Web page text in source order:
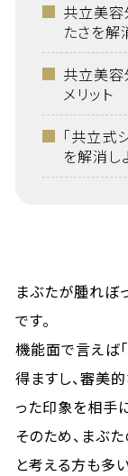
共立美容
たさを解
共立美容
メリット
「共立式
を解消し
まぶたが腫れぼ
です。
機能面で言えば
得ますし、審美的
った印象を相手
そのため、まぶ
と考える方も多